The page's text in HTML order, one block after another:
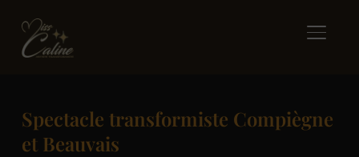
Spectacle transformiste Compiègne
et Beauvais